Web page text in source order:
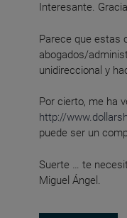
Interesante.
Parece que estas
abogados/
unidireccional y
Por cierto, me ha
http://
puede ser un
Suerte … te
Miguel Ángel.